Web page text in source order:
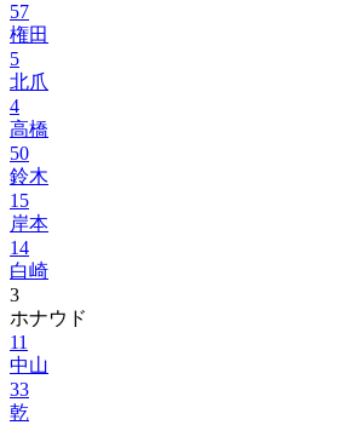
57
権田
5
北爪
4
高橋
50
鈴木
15
岸本
14
白崎
3
ホナウド
11
中山
33
乾